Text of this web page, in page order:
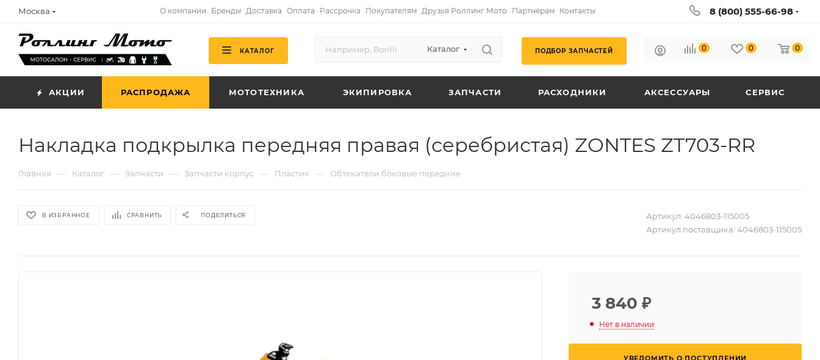
Москва О компании Бренды Доставка Оплата Рассрочка Покупателям Друзья Роллинг Мото Партнёрам Контакты 8 (800) 555-66-98
КАТАЛОГ Каталог ПОДБОР ЗАПЧАСТЕЙ 0 0 0
АКЦИИ РАСПРОДАЖА МОТОТЕХНИКА ЭКИПИРОВКА ЗАПЧАСТИ РАСХОДНИКИ АКСЕССУАРЫ СЕРВИС
Накладка подкрылка передняя правая (серебристая) ZONTES ZT703-RR
Главная — Каталог — Запчасти — Запчасти корпус — Пластик — Обтекатели боковые передние
В ИЗБРАННОЕ СРАВНИТЬ ПОДЕЛИТЬСЯ Артикул: 4046803-115005
Артикул поставщика: 4046803-115005
3 840 ₽
Нет в наличии
УВЕДОМИТЬ О ПОСТУПЛЕНИИ